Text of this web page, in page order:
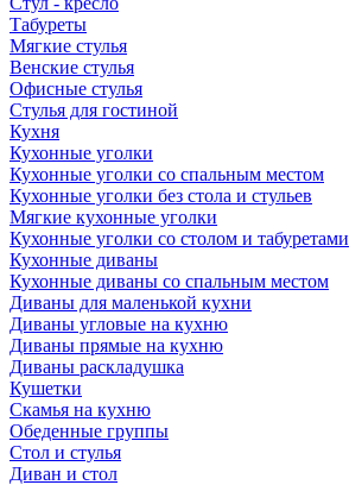
Табуреты
Мягкие стулья
Венские стулья
Офисные стулья
Стулья для гостиной
Кухня
Кухонные уголки
Кухонные уголки со спальным местом
Кухонные уголки без стола и стульев
Мягкие кухонные уголки
Кухонные уголки со столом и табуретами
Кухонные диваны
Кухонные диваны со спальным местом
Диваны для маленькой кухни
Диваны угловые на кухню
Диваны прямые на кухню
Диваны раскладушка
Кушетки
Скамья на кухню
Обеденные группы
Стол и стулья
Диван и стол